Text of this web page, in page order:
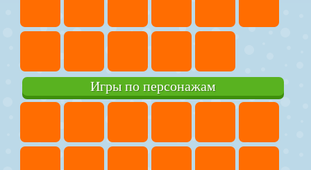
Игры по персонажам